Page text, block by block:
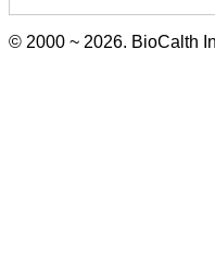
© 2000 ~ 2026. BioCalth